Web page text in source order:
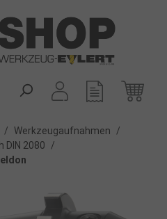
/ Werkzeugaufnahmen
/
DIN 2080
/